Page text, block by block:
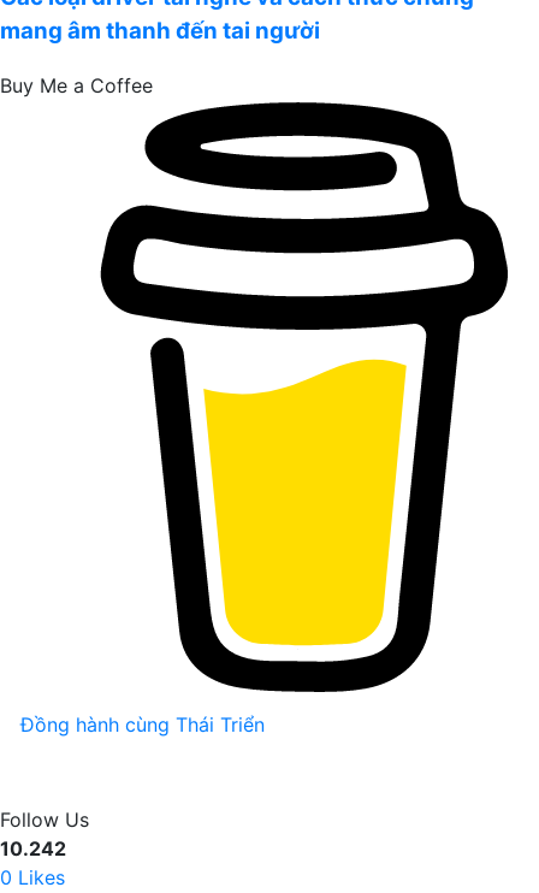
những
năng
loại
tai
mang âm thanh đến tai người
Buy Me a Coffee
Đồng hành cùng Thái Triển
Follow Us
10.242
0 Likes